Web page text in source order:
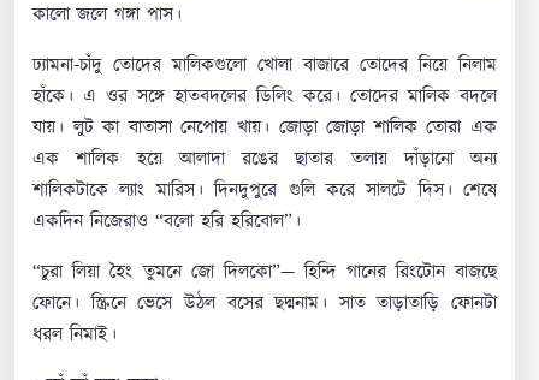
কালো জলে গঙ্গা পাস।
ঢ্যামনা-চাঁদু তোদের মালিকগুলো খোলা বাজারে তোদের নিয়ে নিলাম
হাঁকে। এ ওর সঙ্গে হাতবদলের ডিলিং করে। তোদের মালিক বদলে
যায়। লুট কা বাতাসা নেপোয় খায়। জোড়া জোড়া শালিক তোরা এক
এক শালিক হয়ে আলাদা রঙের ছাতার তলায় দাঁড়ানো অন্য
শালিকটাকে ল্যাং মারিস। দিনদুপুরে গুলি করে সালটে দিস। শেষে
একদিন নিজেরাও “বলো হরি হরিবোল”।
“চুরা লিয়া হৈং তুমনে জো দিলকো”— হিন্দি গানের রিংটোন বাজছে
ফোনে। স্ক্রিনে ভেসে উঠল বসের ছদ্মনাম। সাত তাড়াতাড়ি ফোনটা
ধরল নিমাই।